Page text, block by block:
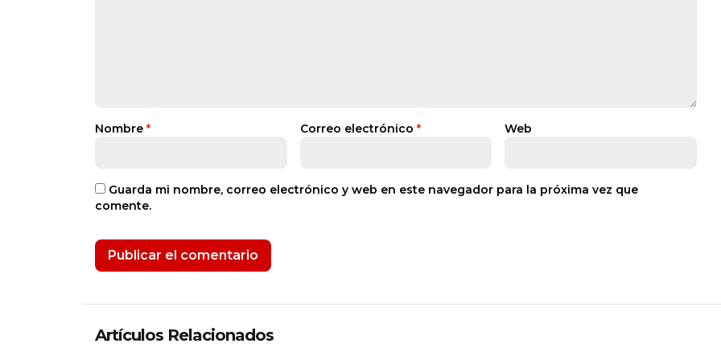
Nombre * Correo electrónico * Web
Guarda mi nombre, correo electrónico y web en este navegador para la próxima vez que
comente.
Artículos Relacionados